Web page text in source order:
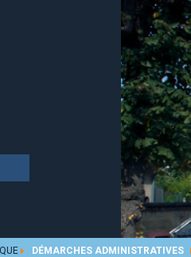
DÉMARCHES ADMINISTRATIVES